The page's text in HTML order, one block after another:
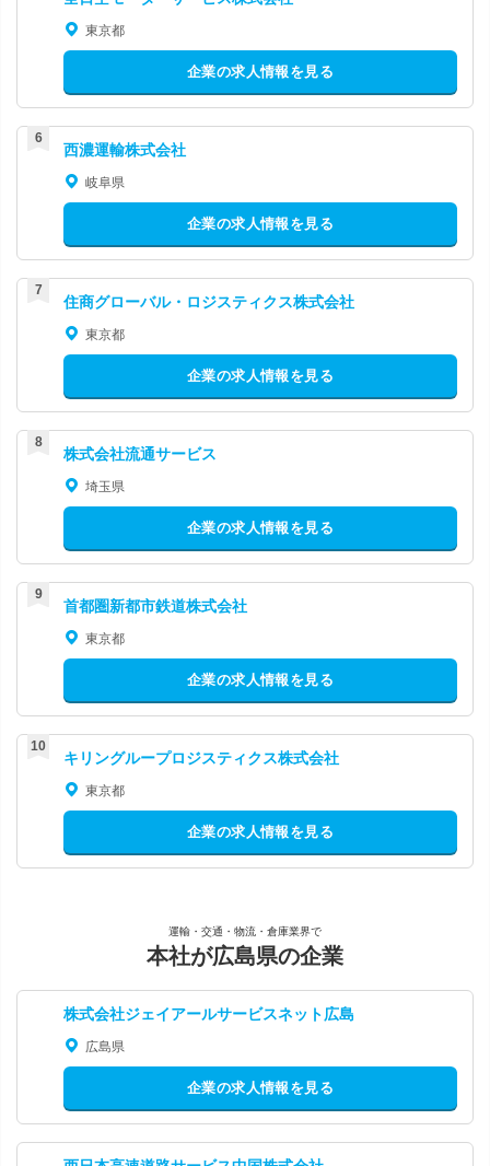
東京都
企業の求人情報を見る
西濃運輸株式会社
岐阜県
企業の求人情報を見る
住商グローバル・ロジスティクス株式会社
東京都
企業の求人情報を見る
株式会社流通サービス
埼玉県
企業の求人情報を見る
首都圏新都市鉄道株式会社
東京都
企業の求人情報を見る
キリングループロジスティクス株式会社
東京都
企業の求人情報を見る
運輸・交通・物流・倉庫業界で
本社が広島県の企業
株式会社ジェイアールサービスネット広島
広島県
企業の求人情報を見る